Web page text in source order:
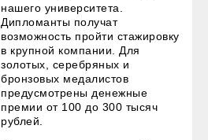
нашего университета.
Дипломанты получат
возможность пройти стажировку
в крупной компании. Для
золотых, серебряных и
бронзовых медалистов
предусмотрены денежные
премии от 100 до 300 тысяч
рублей.